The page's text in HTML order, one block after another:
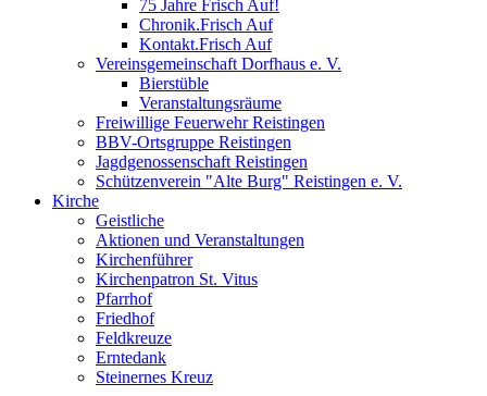
75 Jahre Frisch Auf!
Chronik.Frisch Auf
Kontakt.Frisch Auf
Vereinsgemeinschaft Dorfhaus e. V.
Bierstüble
Veranstaltungsräume
Freiwillige Feuerwehr Reistingen
BBV-Ortsgruppe Reistingen
Jagdgenossenschaft Reistingen
Schützenverein "Alte Burg" Reistingen e. V.
Kirche
Geistliche
Aktionen und Veranstaltungen
Kirchenführer
Kirchenpatron St. Vitus
Pfarrhof
Friedhof
Feldkreuze
Erntedank
Steinernes Kreuz